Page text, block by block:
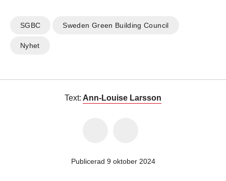
SGBC Sweden Green Building Council
Nyhet
Text: Ann-Louise Larsson
Publicerad 9 oktober 2024